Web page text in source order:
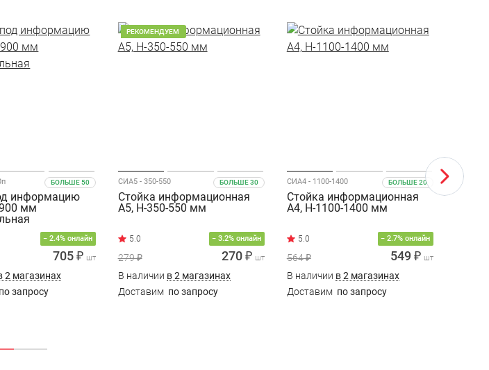
БОЛЬШЕ 50
информацию
мм
− 2.4% онлайн
705 ₽ шт
2 магазинах
по запросу
БОЛЬШЕ 30
СИА5 - 350-550
Стойка информационная
А5, Н-350-550 мм
− 3.2% онлайн
279 ₽ 270 ₽ шт
В наличии в 2 магазинах
Доставим по запросу
РЕКОМЕНДУЕМ
БОЛЬШЕ 20
СИА4 - 1100-1400
Стойка информационная
А4, Н-1100-1400 мм
5.0 − 2.7% онлайн
564 ₽ 549 ₽ шт
В наличии в 2 магазинах
Доставим по запросу